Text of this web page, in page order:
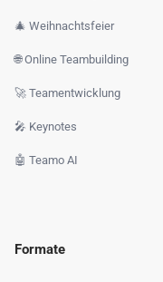
🎄 Weihnachtsfeier
🌐 Online Teambuilding
🚀 Teamentwicklung
🎤 Keynotes
🤖 Teamo AI
Formate